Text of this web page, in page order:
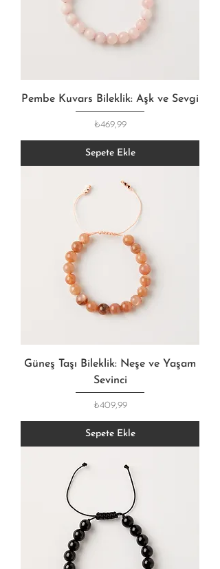
Pembe Kuvars Bileklik: Aşk ve Sevgi
Fiyat
₺469,99
Sepete Ekle
Güneş Taşı Bileklik: Neşe ve Yaşam
Sevinci
Fiyat
₺409,99
Sepete Ekle